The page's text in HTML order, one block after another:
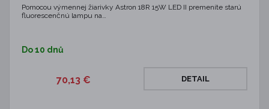
Pomocou výmennej žiarivky Astron 18R 15W LED II premeníte starú
fluorescenčnú lampu na…
Do 10 dnů
70,13 € DETAIL